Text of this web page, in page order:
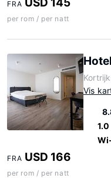
FRA
per rom / per natt
Vis
1.0
FRA USD 166
per rom / per natt